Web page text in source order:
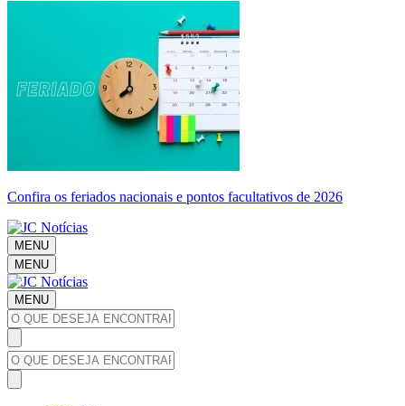
Confira os feriados nacionais e pontos facultativos de 2026
MENU
MENU
MENU